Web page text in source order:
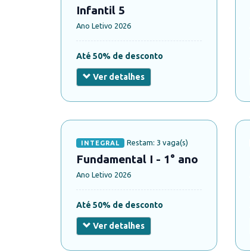
Infantil 5
Ano Letivo 2026
Até 50% de desconto
Ver detalhes
INTEGRAL Restam: 3 vaga(s)
Fundamental I - 1° ano
Ano Letivo 2026
Até 50% de desconto
Ver detalhes